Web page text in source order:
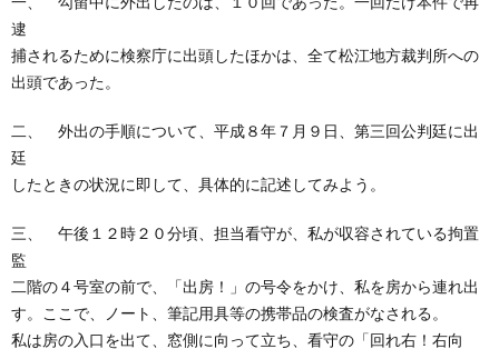
逮
捕されるために検察庁に出頭したほかは、全て松江地方裁判所への
出頭であった。
二、 外出の手順について、平成８年７月９日、第三回公判廷に出
廷
したときの状況に即して、具体的に記述してみよう。
三、 午後１２時２０分頃、担当看守が、私が収容されている拘置
監
二階の４号室の前で、「出房！」の号令をかけ、私を房から連れ出
す。ここで、ノート、筆記用具等の携帯品の検査がなされる。
私は房の入口を出て、窓側に向って立ち、看守の「回れ右！右向